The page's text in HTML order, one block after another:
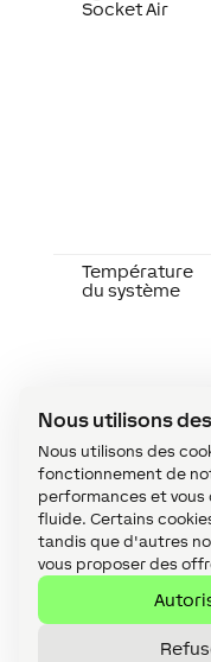
Nous utilisons
Nous utilisons des
fonctionnement de
performances et
fluide. Certains
tandis que d'autres
vous proposer des
Socket Air
Température
du système